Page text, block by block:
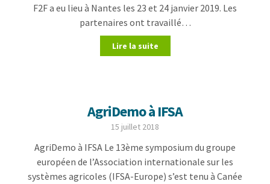
F2F a eu lieu à Nantes les 23 et 24 janvier 2019. Les
partenaires ont travaillé…
Lire la suite
AgriDemo à IFSA
15 juillet 2018
AgriDemo à IFSA Le 13ème symposium du groupe
européen de l’Association internationale sur les
systèmes agricoles (IFSA-Europe) s’est tenu à Canée